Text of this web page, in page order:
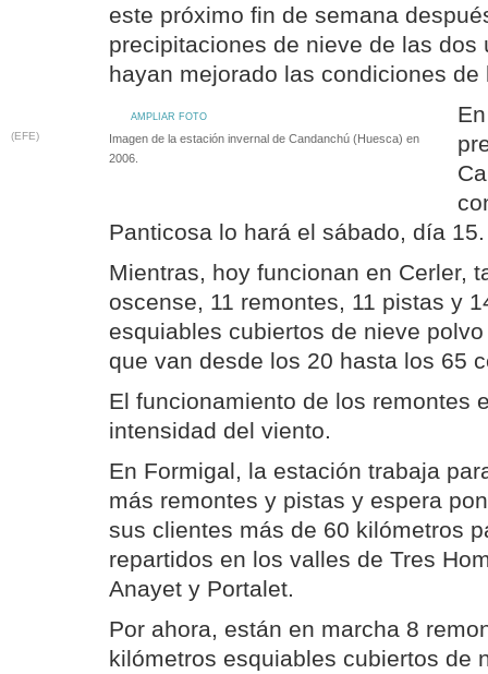
este próximo fin de semana
precipitaciones de nieve de las dos
hayan mejorado las condiciones de
AMPLIAR FOTO
(EFE)
Imagen de la estación invernal de Candanchú (Huesca) en
2006.
Panticosa lo hará el sábado, día 15.
Mientras, hoy funcionan en Cerler,
oscense, 11 remontes, 11 pistas y
esquiables cubiertos de nieve
que van desde los 20 hasta los 65
El funcionamiento de los remontes
intensidad del viento.
En Formigal, la estación trabaja
más remontes y pistas y espera
sus clientes más de 60 kilómetros
repartidos en los valles de Tres
Anayet y Portalet.
Por ahora, están en marcha 8
kilómetros esquiables cubiertos de